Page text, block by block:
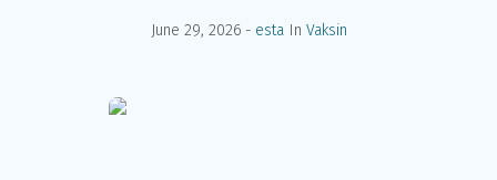
June 29, 2026 esta In Vaksin